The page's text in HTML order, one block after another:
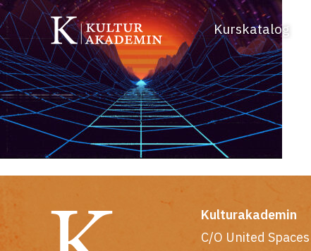
Kurskatalog
Kulturakademin
C/O United Spaces